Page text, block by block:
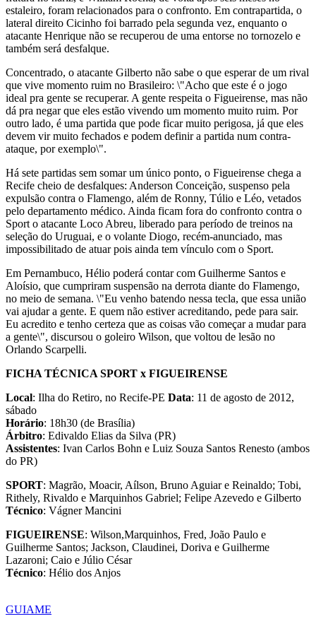
estaleiro, foram relacionados para o confronto. Em contrapartida, o
lateral direito Cicinho foi barrado pela segunda vez, enquanto o
atacante Henrique não se recuperou de uma entorse no tornozelo e
também será desfalque.
Concentrado, o atacante Gilberto não sabe o que esperar de um rival
que vive momento ruim no Brasileiro: \"Acho que este é o jogo
ideal pra gente se recuperar. A gente respeita o Figueirense, mas não
dá pra negar que eles estão vivendo um momento muito ruim. Por
outro lado, é uma partida que pode ficar muito perigosa, já que eles
devem vir muito fechados e podem definir a partida num contra-
ataque, por exemplo\".
Há sete partidas sem somar um único ponto, o Figueirense chega a
Recife cheio de desfalques: Anderson Conceição, suspenso pela
expulsão contra o Flamengo, além de Ronny, Túlio e Léo, vetados
pelo departamento médico. Ainda ficam fora do confronto contra o
Sport o atacante Loco Abreu, liberado para período de treinos na
seleção do Uruguai, e o volante Diogo, recém-anunciado, mas
impossibilitado de atuar pois ainda tem vínculo com o Sport.
Em Pernambuco, Hélio poderá contar com Guilherme Santos e
Aloísio, que cumpriram suspensão na derrota diante do Flamengo,
no meio de semana. \"Eu venho batendo nessa tecla, que essa união
vai ajudar a gente. E quem não estiver acreditando, pede para sair.
Eu acredito e tenho certeza que as coisas vão começar a mudar para
a gente\", discursou o goleiro Wilson, que voltou de lesão no
Orlando Scarpelli.
FICHA TÉCNICA SPORT x FIGUEIRENSE
Local: Ilha do Retiro, no Recife-PE Data: 11 de agosto de 2012,
sábado
Horário: 18h30 (de Brasília)
Árbitro: Edivaldo Elias da Silva (PR)
Assistentes: Ivan Carlos Bohn e Luiz Souza Santos Renesto (ambos
do PR)
SPORT: Magrão, Moacir, Aílson, Bruno Aguiar e Reinaldo; Tobi,
Rithely, Rivaldo e Marquinhos Gabriel; Felipe Azevedo e Gilberto
Técnico: Vágner Mancini
FIGUEIRENSE: Wilson,Marquinhos, Fred, João Paulo e
Guilherme Santos; Jackson, Claudinei, Doriva e Guilherme
Lazaroni; Caio e Júlio César
Técnico: Hélio dos Anjos
GUIAME